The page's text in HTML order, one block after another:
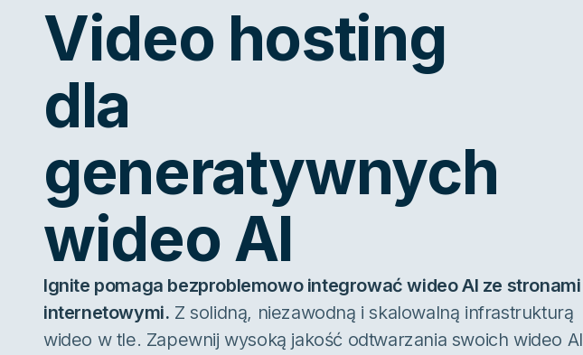
Video hosting
dla
generatywnych
wideo AI
Ignite pomaga bezproblemowo integrować wideo AI ze stronami
internetowymi. Z solidną, niezawodną i skalowalną infrastrukturą
wideo w tle. Zapewnij wysoką jakość odtwarzania swoich wideo AI